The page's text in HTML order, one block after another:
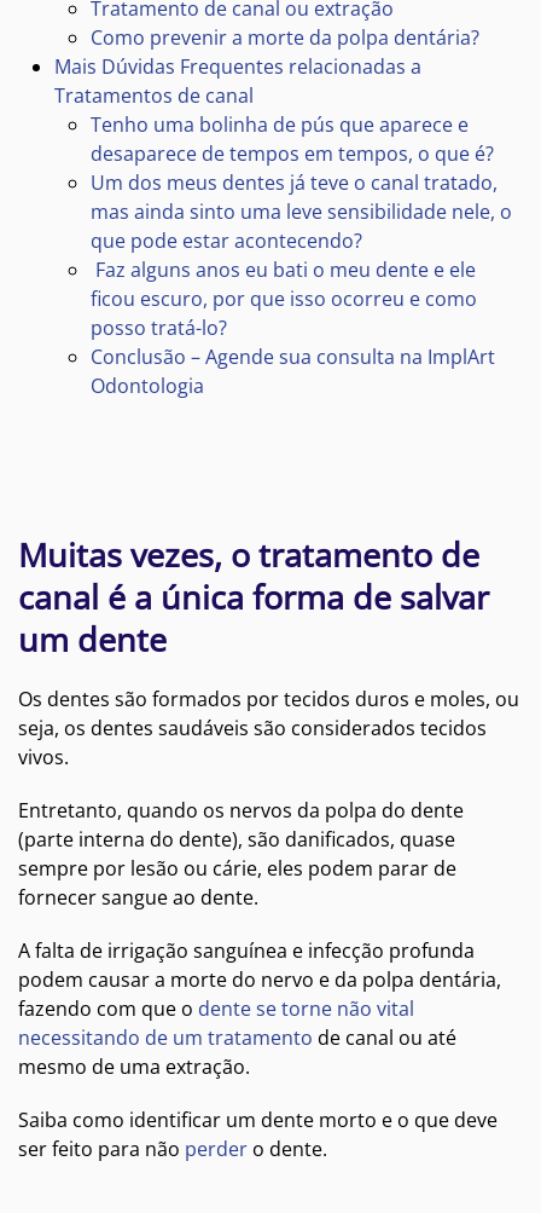
Tratamento de canal ou extração
Como prevenir a morte da polpa dentária?
Mais Dúvidas Frequentes relacionadas a
Tratamentos de canal
Tenho uma bolinha de pús que aparece e
desaparece de tempos em tempos, o que é?
Um dos meus dentes já teve o canal tratado,
mas ainda sinto uma leve sensibilidade nele, o
que pode estar acontecendo?
Faz alguns anos eu bati o meu dente e ele
ficou escuro, por que isso ocorreu e como
posso tratá-lo?
Conclusão – Agende sua consulta na ImplArt
Odontologia
Muitas vezes, o tratamento de
canal é a única forma de salvar
um dente
Os dentes são formados por tecidos duros e moles, ou
seja, os dentes saudáveis são considerados tecidos
vivos.
Entretanto, quando os nervos da polpa do dente
(parte interna do dente), são danificados, quase
sempre por lesão ou cárie, eles podem parar de
fornecer sangue ao dente.
A falta de irrigação sanguínea e infecção profunda
podem causar a morte do nervo e da polpa dentária,
fazendo com que o dente se torne não vital
necessitando de um tratamento de canal ou até
mesmo de uma extração.
Saiba como identificar um dente morto e o que deve
ser feito para não perder o dente.